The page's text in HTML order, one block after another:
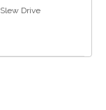
Drive